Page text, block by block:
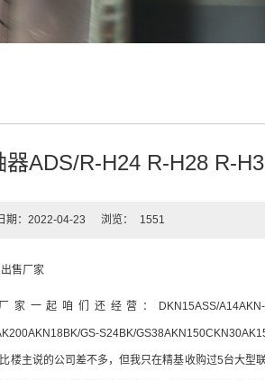
ADS/R-H24 R-H28 R-
期：2022-04-23 浏览： 1551
售厂家
一起咱们还经营：DKN15ASS/A14AKN-
GS-S24BK/
楼主说的公司差不多，但我只在精基收购过5台大型